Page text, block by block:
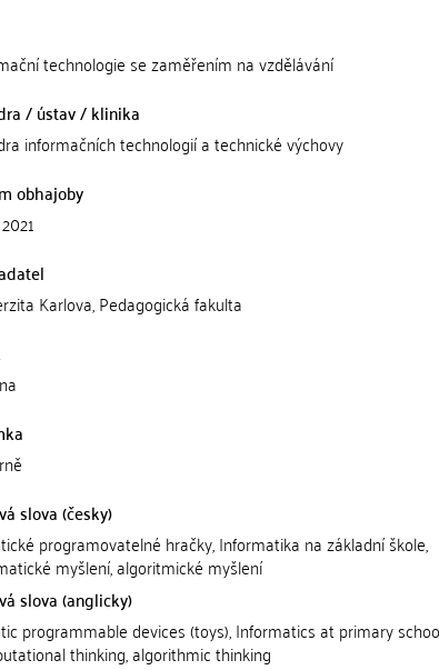
technologie se zaměřením na vzdělávání
/ ústav / klinika
informačních technologií a technické výchovy
obhajoby
Karlova, Pedagogická fakulta
slova (česky)
programovatelné hračky, Informatika na základní škole,
myšlení, algoritmické myšlení
slova (anglicky)
programmable devices (toys), Informatics at primary
thinking, algorithmic thinking